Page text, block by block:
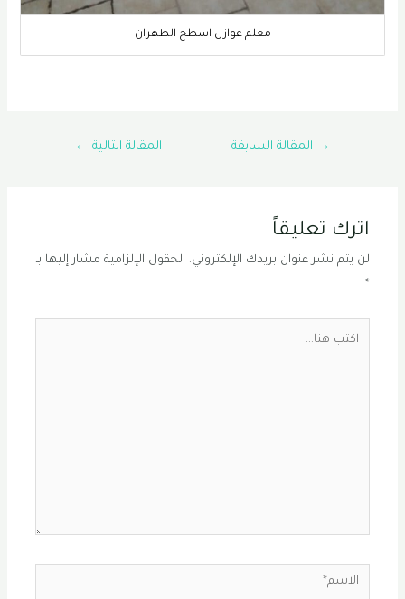
معلم عوازل اسطح الظهران
تصفّح→ المقالة السابقة المقالة التالية ←
اترك تعليقاً
لن يتم نشر عنوان بريدك الإلكتروني. الحقول الإلزامية مشار إليها بـ
*
الاسم*